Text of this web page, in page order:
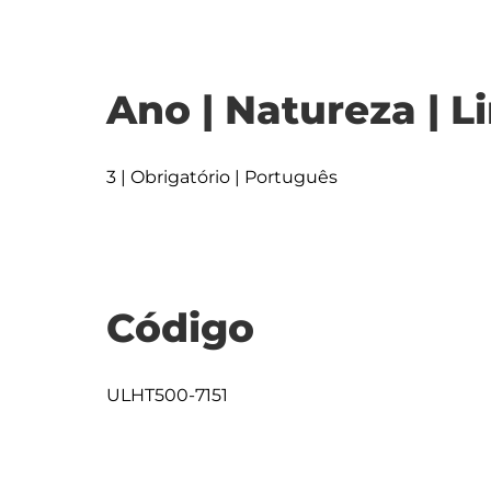
Ano | Natureza |
3 | Obrigatório | Português
Código
ULHT500-7151